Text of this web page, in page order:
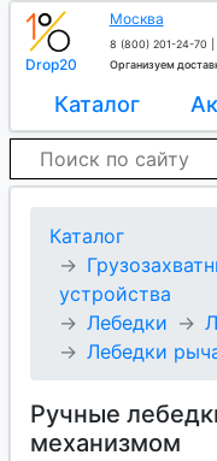
Drop20
Москва
8 (800) 201-24-70
Организуем
Каталог
Каталог
устройства
Лебедки
Лебедки
Ручные
механизмом